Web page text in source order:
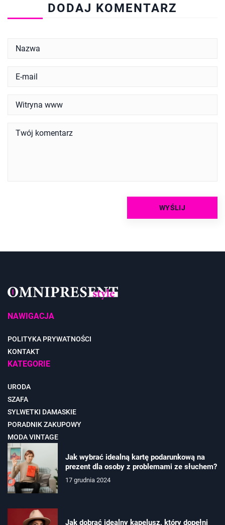
DODAJ KOMENTARZ
NAWIGACJA
POLITYKA PRYWATNOŚCI
KONTAKT
KATEGORIE
URODA
SZAFA
SYLWETKI DAMASKIE
PORADNIK ZAKUPOWY
MODA VINTAGE
Jak wybrać idealną kartę podarunkową na
prezent dla osoby z problemami ze słuchem?
17 grudnia 2024
Jak dobrać idealny kapelusz, który dopełni